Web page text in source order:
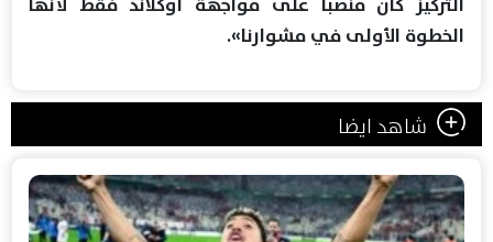
التركيز كان منصبا على مواجهة أوكلاند فقط لأنها
الخطوة الأولى في مشوارنا».
شاهد ايضا